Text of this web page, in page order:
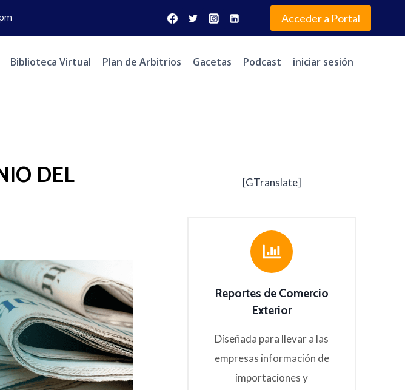
Acceder a Portal
Biblioteca Virtual Plan de Arbitrios Gacetas Podcast iniciar sesión
DEL
[GTranslate]
Reportes de Comercio
Exterior
Diseñada para llevar a las
empresas información de
importaciones y